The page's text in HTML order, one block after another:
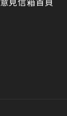
意見信箱首頁